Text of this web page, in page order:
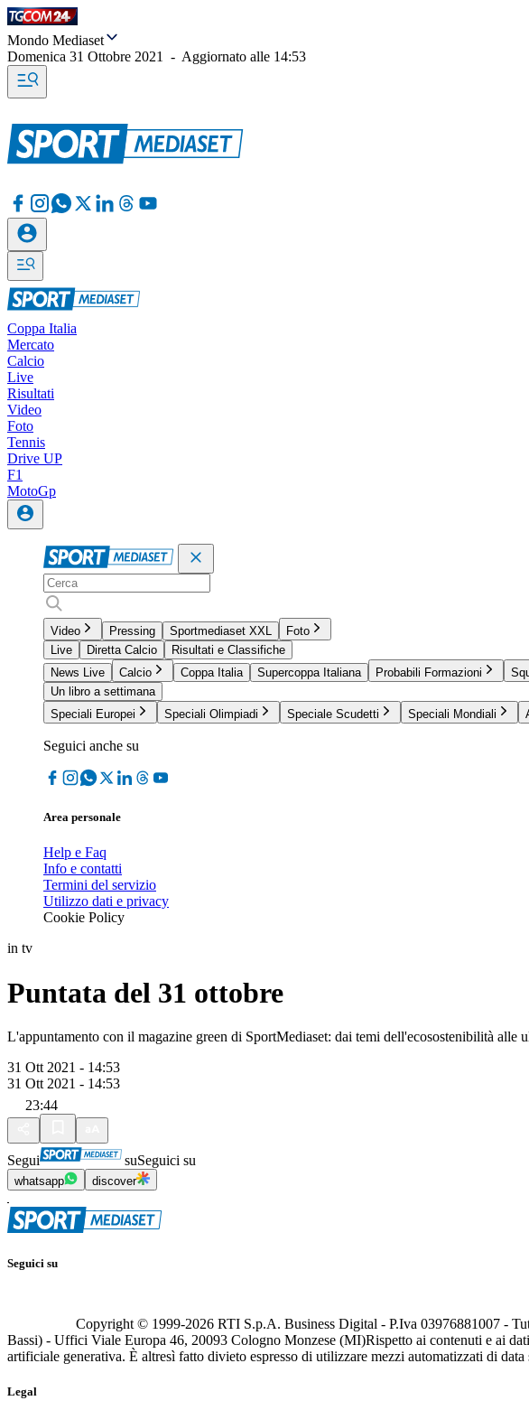
Mondo Mediaset
Domenica 31 Ottobre 2021
- Aggiornato alle 14:53
Coppa Italia
Mercato
Calcio
Live
Risultati
Video
Foto
Tennis
Drive UP
F1
MotoGp
Video Pressing Sportmediaset XXL
Foto
Live
Diretta Calcio
Risultati e Classifiche
News Live
Calcio Coppa Italia Supercoppa Italiana Probabili Formazioni
Un libro a settimana
Speciali Europei
Speciali Olimpiadi Speciale Scudetti Speciali Mondiali
Seguici anche su
Area personale
Help e Faq
Info e contatti
Termini del servizio
Utilizzo dati e privacy
Cookie Policy
in tv
Puntata del 31 ottobre
L'appuntamento con il magazine green di SportMediaset: dai temi dell'ecosostenibilità
31 Ott 2021 - 14:53
31 Ott 2021 - 14:53
23:44
Segui suSeguici su
whatsapp discover
Seguici su
Copyright © 1999-2026 RTI S.p.A. Business Digital - P.Iva 03976881007 -
Bassi) - Uffici Viale Europa 46, 20093 Cologno Monzese (MI)Rispetto ai contenuti e ai
artificiale generativa. È altresì fatto divieto espresso di utilizzare mezzi automatizzati di data
Legal